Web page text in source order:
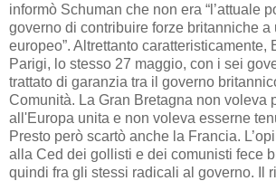
informò Schuman che non era “l’attuale
governo di contribuire forze britanniche a
europeo”. Altrettanto caratteristicamente,
Parigi, lo stesso 27 maggio, con i sei
trattato di garanzia tra il governo
Comunità. La Gran Bretagna non voleva
all'Europa unita e non voleva esserne
Presto però scartò anche la Francia.
alla Ced dei gollisti e dei comunisti fece
quindi fra gli stessi radicali al governo. Il